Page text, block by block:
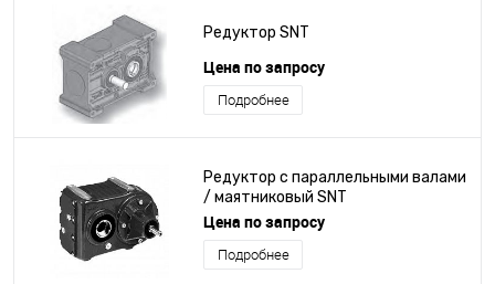
Редуктор SNT
Цена по запросу
Подробнее
Редуктор с параллельными валами
/ маятниковый SNT
Цена по запросу
Подробнее